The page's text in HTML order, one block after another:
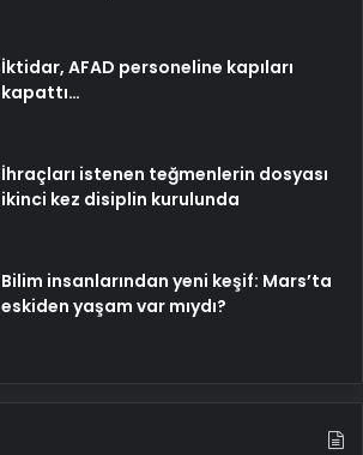
İktidar, AFAD personeline kapıları
kapattı…
İhraçları istenen teğmenlerin dosyası
ikinci kez disiplin kurulunda
Bilim insanlarından yeni keşif: Mars’ta
eskiden yaşam var mıydı?